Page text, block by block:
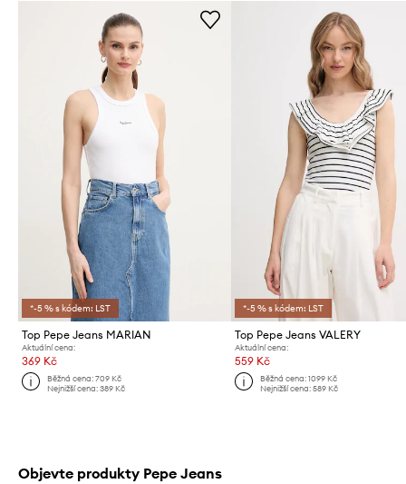
*-5 % s kódem: LST
Top Pepe Jeans MARIAN
Aktuální cena:
369 Kč
Běžná cena:709 Kč
Nejnižší cena:389 Kč
*-5 % s kódem: LST
Top Pepe Jeans VALERY
Aktuální cena:
559 Kč
Běžná cena: 1099 Kč
Nejnižší cena: 589 Kč
Objevte produkty Pepe Jeans